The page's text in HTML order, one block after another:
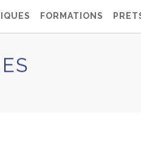
FORMATIONS